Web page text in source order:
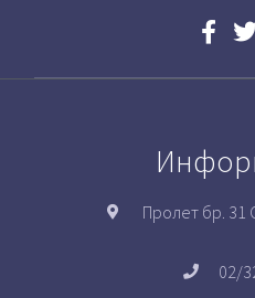
Пролет бр. 31
02/